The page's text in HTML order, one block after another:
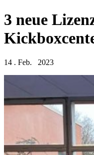
3 neue
14 . Feb. 2023